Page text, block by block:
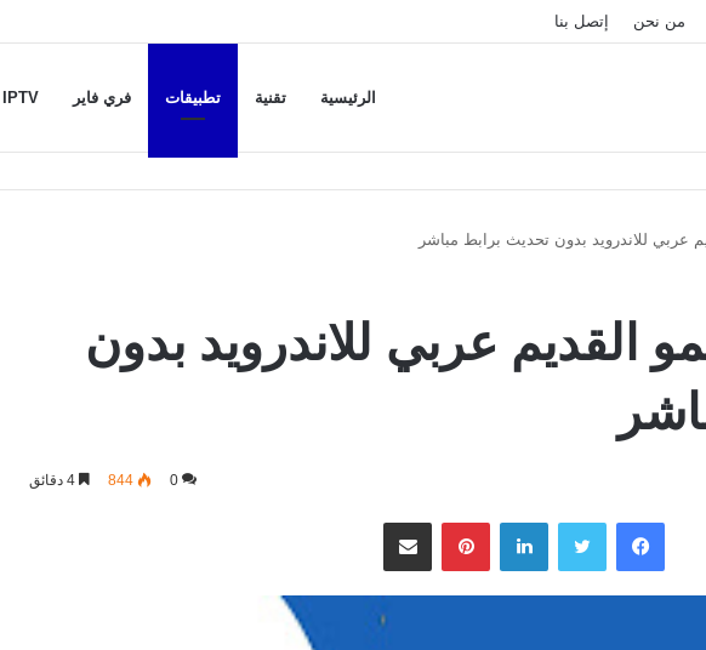
من نحن إتصل بنا
الرئيسية تقنية تطبيقات فري فاير IPTV
عربي للاندرويد بدون تحديث برابط مباشر
القديم عربي للاندرويد بدون
0
844
فيسبوك تويتر لينكدإن بينتيريستمشاركة عبر البريد